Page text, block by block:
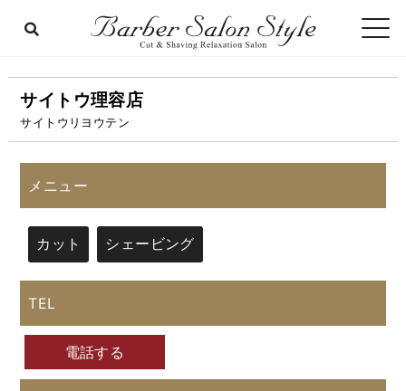
サイトウ理容店
サイトウリヨウテン
メニュー
カット シェービング
TEL
電話する